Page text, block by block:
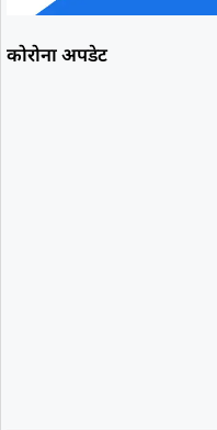
कोरोना अपडेट